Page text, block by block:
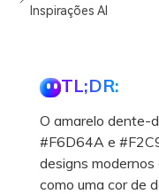
Inspirações AI
TL;DR:
O amarelo dente-
#F6D64A e
designs
como uma cor de